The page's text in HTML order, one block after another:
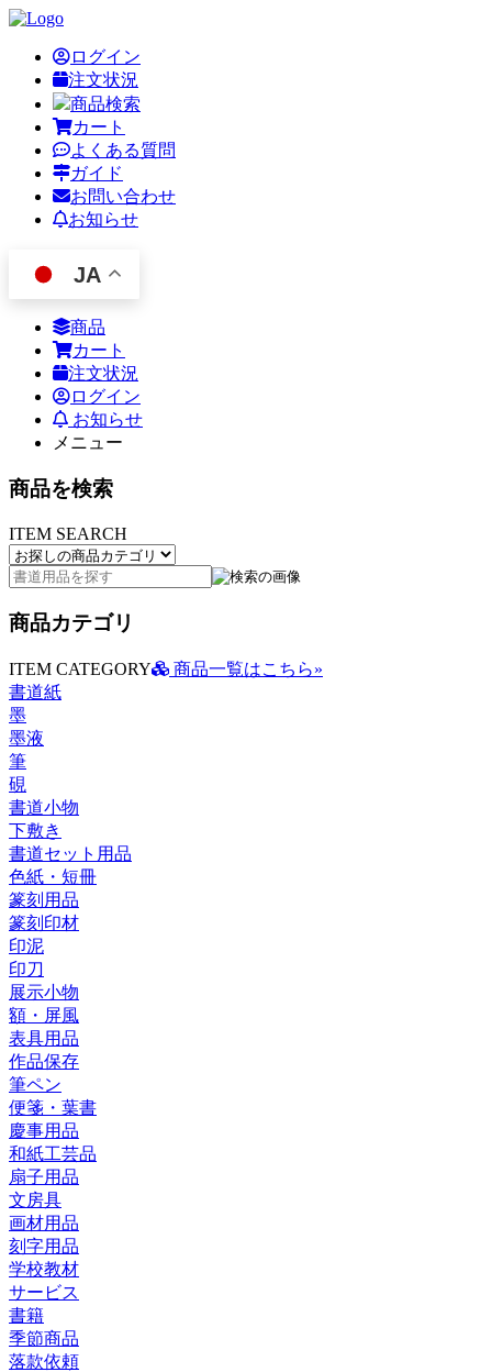
ログイン
注文状況
商品検索
カート
よくある質問
ガイド
お問い合わせ
お知らせ
JA
商品
カート
注文状況
ログイン
お知らせ
メニュー
商品を検索
ITEM SEARCH
商品カテゴリ
ITEM CATEGORY
商品一覧はこちら»
書道紙
墨
墨液
筆
硯
書道小物
下敷き
書道セット用品
色紙・短冊
篆刻用品
篆刻印材
印泥
印刀
展示小物
額・屏風
表具用品
作品保存
筆ペン
便箋・葉書
慶事用品
和紙工芸品
扇子用品
文房具
画材用品
刻字用品
学校教材
サービス
書籍
季節商品
落款依頼